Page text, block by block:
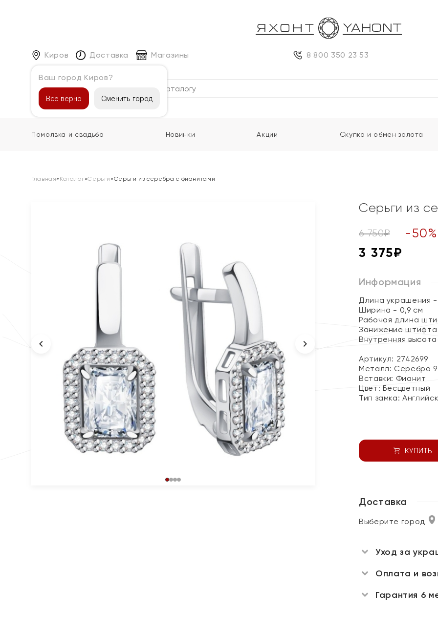
Киров
Ваш город Киров?
Все верно Сменить город
Доставка Магазины 8 800 350 23 53
Каталог
Помолвка и свадьба Новинки Акции Скупка и обмен золота
Главная» Каталог»Серьги »Серьги из серебра с фианитами
Серьги из
6 750₽ -50%
3 375₽
Информация
Длина украшения -
Ширина - 0,9 см
Рабочая длина
Занижение
Внутренняя высота
Артикул: 2742699
Металл: Серебро
Вставки: Фианит
Цвет: Бесцветный
Тип замка:
КУПИТЬ
Доставка
Выберите город
Уход за
Оплата и
Гарантия 6